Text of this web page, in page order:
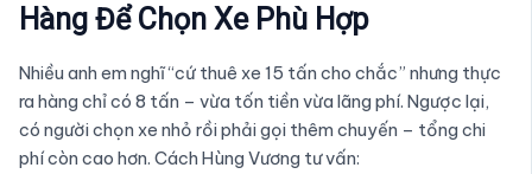
Hàng Để Chọn Xe Phù Hợp
Nhiều anh em nghĩ “cứ thuê xe 15 tấn cho chắc” nhưng thực
ra hàng chỉ có 8 tấn – vừa tốn tiền vừa lãng phí. Ngược lại,
có người chọn xe nhỏ rồi phải gọi thêm chuyến – tổng chi
phí còn cao hơn. Cách Hùng Vương tư vấn: